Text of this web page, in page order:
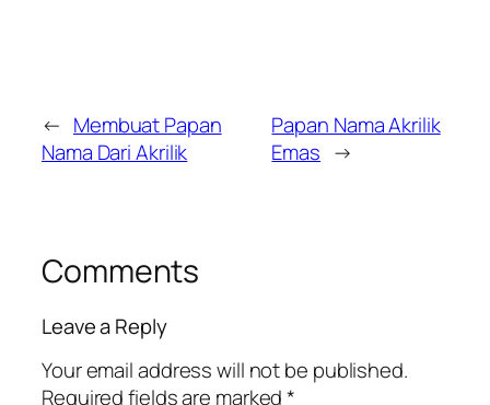
← Membuat Papan
Nama Dari Akrilik
Papan Nama Akrilik
Emas →
Comments
Leave a Reply
Your email address will not be published.
Required fields are marked*